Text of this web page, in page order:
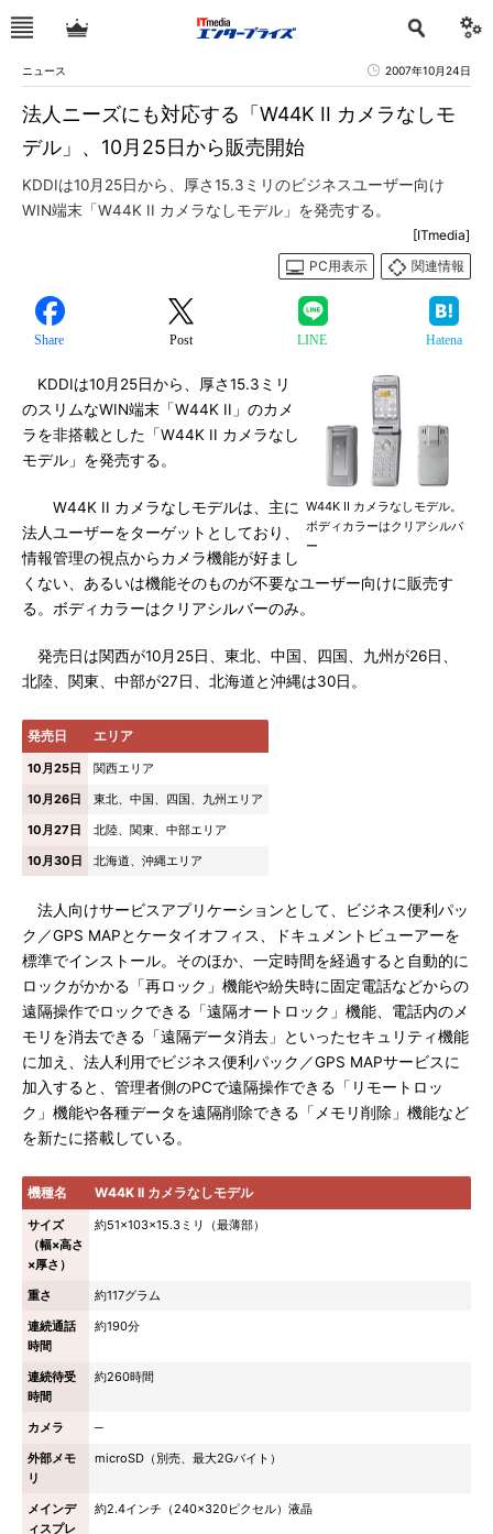
ニュース 2007年10月24日
法人ニーズにも対応する「W44K II カメラなしモ
デル」、10月25日から販売開始
KDDIは10月25日から、厚さ15.3ミリのビジネスユーザー向け
WIN端末「W44K II カメラなしモデル」を発売する。
[ITmedia]
PC用表示
関連情報
Share Post LINE Hatena
W44K II カメラなしモデル。
ボディカラーはクリアシルバ
ー
KDDIは10月25日から、厚さ15.3ミリ
のスリムなWIN端末「W44K II」のカメ
ラを非搭載とした「W44K II カメラなし
モデル」を発売する。
W44K II カメラなしモデルは、主に
法人ユーザーをターゲットとしており、
情報管理の視点からカメラ機能が好まし
くない、あるいは機能そのものが不要なユーザー向けに販売す
る。ボディカラーはクリアシルバーのみ。
発売日は関西が10月25日、東北、中国、四国、九州が26日、
北陸、関東、中部が27日、北海道と沖縄は30日。
発売日 エリア
10月25日
関西エリア
10月26日
東北、中国、四国、九州エリア
10月27日
北陸、関東、中部エリア
10月30日
北海道、沖縄エリア
法人向けサービスアプリケーションとして、ビジネス便利パッ
ク／GPS MAPとケータイオフィス、ドキュメントビューアーを
標準でインストール。そのほか、一定時間を経過すると自動的に
ロックがかかる「再ロック」機能や紛失時に固定電話などからの
遠隔操作でロックできる「遠隔オートロック」機能、電話内のメ
モリを消去できる「遠隔データ消去」といったセキュリティ機能
に加え、法人利用でビジネス便利パック／GPS MAPサービスに
加入すると、管理者側のPCで遠隔操作できる「リモートロッ
ク」機能や各種データを遠隔削除できる「メモリ削除」機能など
を新たに搭載している。
機種名 W44K II カメラなしモデル
サイズ
（幅×高さ
×厚さ）
約51×103×15.3ミリ（最薄部）
重さ
約117グラム
連続通話
時間
約190分
連続待受
時間
約260時間
カメラ
─
外部メモ
リ
microSD（別売、最大2Gバイト）
メインデ
ィスプレ
約2.4インチ（240×320ピクセル）液晶